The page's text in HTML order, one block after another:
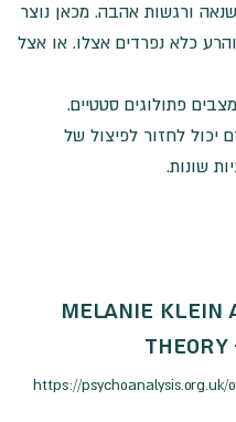
ורגשות אהבה. מכאן נוצר
כלא נפרדים אצלו. או אצל
פתולוגים סטטיים.
לחזור לפיצול של
שונות.
Melanie Klein
Theory
https://